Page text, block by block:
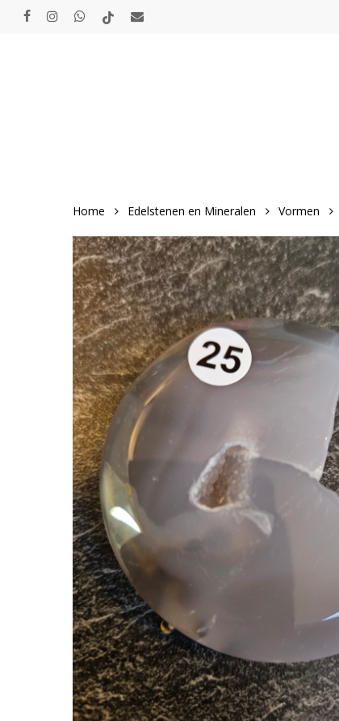
facebookinstagramwhatsapp
tiktok email
Hit enter to search or ESC to close
Home Edelstenen en Mineralen Vormen